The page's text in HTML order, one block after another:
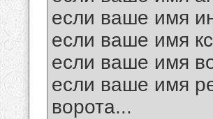
если ваше имя
если ваше имя
если ваше имя
если ваше имя
ворота...